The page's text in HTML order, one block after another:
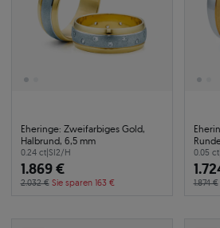
Eheringe: Zweifarbiges Gold,
Halbrund, 6,5 mm
0.24 ct|SI2/H
1.869 €
2.032 € Sie sparen 163 €
0.05 ct|
1.874 €